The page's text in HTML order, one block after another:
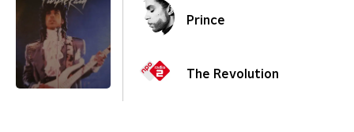
Prince
The Revolution